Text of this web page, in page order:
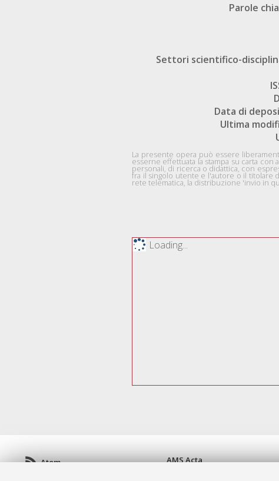
Parole
Settori scientifico-
Data di
Ultima
La presente opera può essere
esserne effettuata la stampa su carta
personali, di ricerca o didattica, con
fra il singolo utente e l'autore o il titolare
rete telematica, la distribuzione 'invio in
Loading...
Atom
AMS Acta